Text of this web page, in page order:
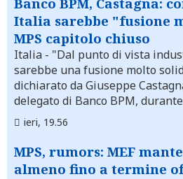
Italia sarebbe "fusione
MPS capitolo chiuso
Italia - "Dal punto di vista
sarebbe una fusione molto
dichiarato da Giuseppe
delegato di Banco BPM,
ieri, 19.56
MPS, rumors: MEF
almeno fino a termine